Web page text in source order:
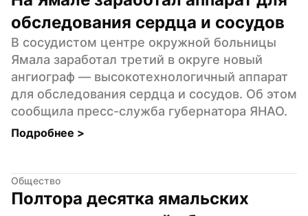
обследования сердца и сосудов
В сосудистом центре окружной больницы
Ямала заработал третий в округе новый
ангиограф — высокотехнологичный аппарат
для обследования сердца и сосудов. Об этом
сообщила пресс-служба губернатора ЯНАО.
Подробнее >
Общество
Полтора десятка ямальских